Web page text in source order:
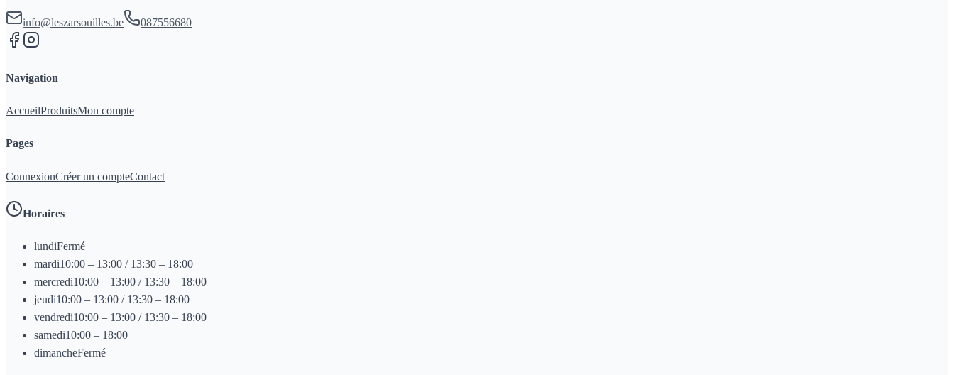
info@leszarsouilles.be 087556680
Navigation
AccueilProduitsMon compte
Pages
ConnexionCréer un compteContact
Horaires
lundiFermé
mardi10:00 – 13:00 / 13:30 – 18:00
mercredi10:00 – 13:00 / 13:30 – 18:00
jeudi10:00 – 13:00 / 13:30 – 18:00
vendredi10:00 – 13:00 / 13:30 – 18:00
samedi10:00 – 18:00
dimancheFermé